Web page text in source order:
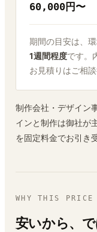
60,000円〜
期間の目安は、
1週間程度です。
お見積りはご相
制作会社・デザイン
インと制作は御社が
を固定料金でお引き
WHY THIS
安いから、で